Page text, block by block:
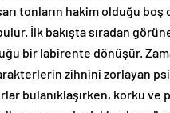
tonların hakim olduğu
İlk bakışta sıradan
bir labirente dönüşür.
zihnini zorlayan
bulanıklaşırken, korku